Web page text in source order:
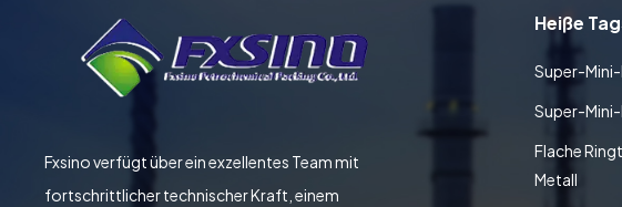
Fxsino verfügt über ein exzellentes Team mit
fortschrittlicher technischer Kraft, einem
Heiße
Super-
Super-Mini-
Flache
Metall